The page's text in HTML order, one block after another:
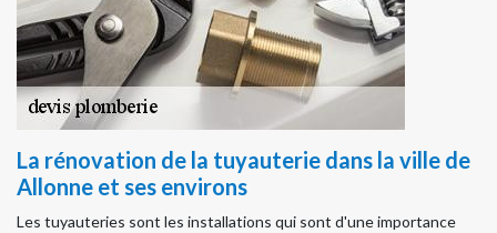
La rénovation de la tuyauterie dans la ville de
Allonne et ses environs
Les tuyauteries sont les installations qui sont d'une importance